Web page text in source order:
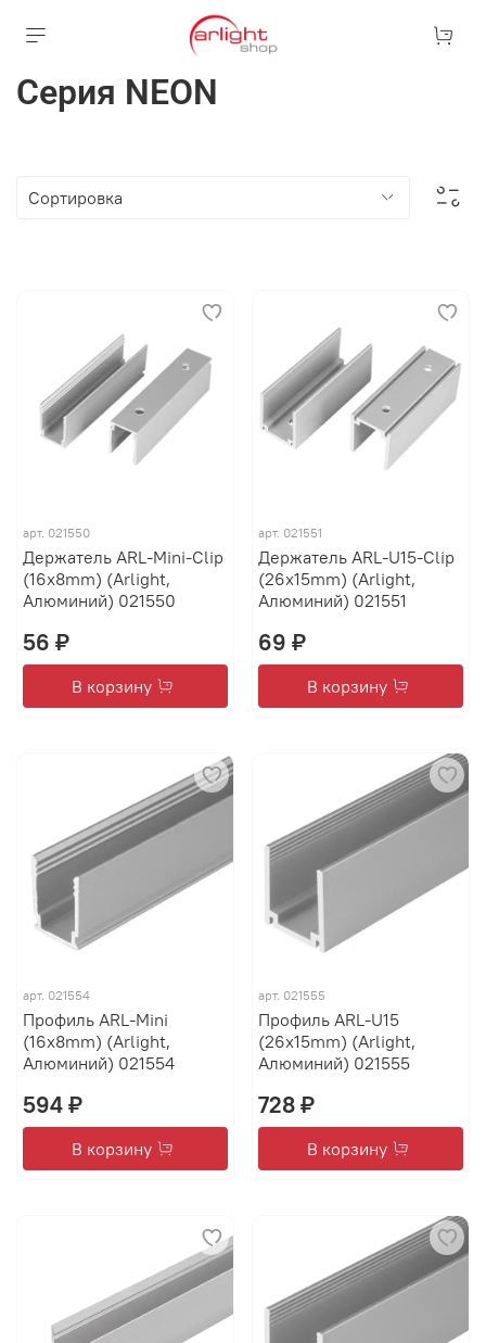
Серия NEON
арт. 021550
Держатель ARL-Mini-Clip
(16x8mm) (Arlight,
Алюминий) 021550
56 ₽
В корзину
арт. 021551
Держатель ARL-U15-Clip
(26x15mm) (Arlight,
Алюминий) 021551
69 ₽
В корзину
арт. 021554
Профиль ARL-Mini
(16x8mm) (Arlight,
Алюминий) 021554
594 ₽
В корзину
арт. 021555
Профиль ARL-U15
(26x15mm) (Arlight,
Алюминий) 021555
728 ₽
В корзину